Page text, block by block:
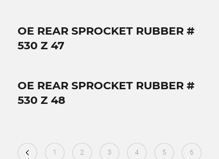
OE REAR SPROCKET RUBBER #
530 Z 47
OE REAR SPROCKET RUBBER #
530 Z 48
1 2 3 4 5 6